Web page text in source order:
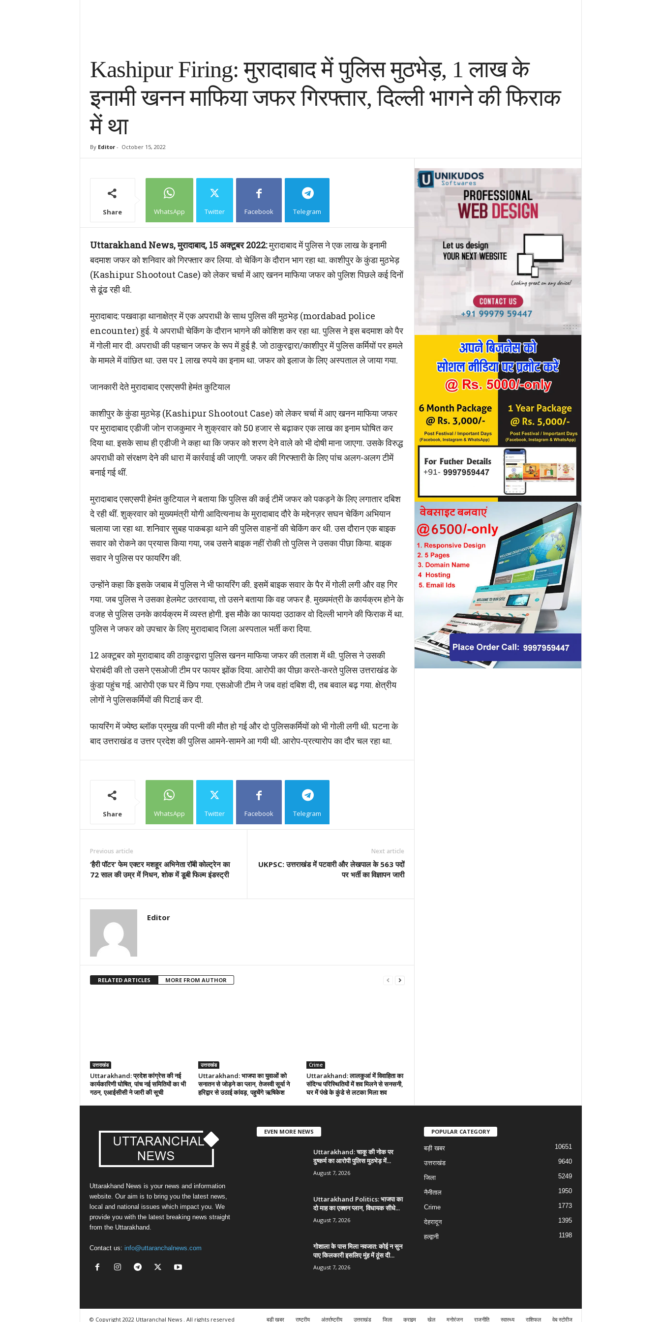
Kashipur Firing: मुरादाबाद में पुलिस मुठभेड़, 1 लाख के
इनामी खनन माफिया जफर गिरफ्तार, दिल्ली भागने की फिराक
में था
By Editor- October 15, 2022
Share WhatsApp Twitter Facebook Telegram
Copy URL
Uttarakhand News, मुरादाबाद, 15 अक्टूबर 2022:मुरादाबाद में पुलिस ने एक लाख के इनामी
बदमाश जफर को शनिवार को गिरफ्तार कर लिया. वो चेकिंग के दौरान भाग रहा था. काशीपुर के कुंडा मुठभेड़
(Kashipur Shootout Case) को लेकर चर्चा में आए खनन माफिया जफर को पुलिश पिछले कई दिनों
से ढूंढ रही थी.
मुरादाबाद: पखवाड़ा थानाक्षेत्र में एक अपराधी के साथ पुलिस की मुठभेड़ (mordabad police
encounter) हुई. ये अपराधी चेकिंग के दौरान भागने की कोशिश कर रहा था. पुलिस ने इस बदमाश को पैर
में गोली मार दी. अपराधी की पहचान जफर के रूप में हुई है. जो ठाकुरद्वारा/काशीपुर में पुलिस कर्मियों पर हमले
के मामले में वांछित था. उस पर 1 लाख रुपये का इनाम था. जफर को इलाज के लिए अस्पताल ले जाया गया.
जानकारी देते मुरादाबाद एसएसपी हेमंत कुटियाल
काशीपुर के कुंडा मुठभेड़ (Kashipur Shootout Case) को लेकर चर्चा में आए खनन माफिया जफर
पर मुरादाबाद एडीजी जोन राजकुमार ने शुक्रवार को 50 हजार से बढ़ाकर एक लाख का इनाम घोषित कर
दिया था. इसके साथ ही एडीजी ने कहा था कि जफर को शरण देने वाले को भी दोषी माना जाएगा. उसके विरुद्ध
अपराधी को संरक्षण देने की धारा में कार्रवाई की जाएगी. जफर की गिरफ्तारी के लिए पांच अलग-अलग टीमें
बनाई गई थीं.
मुरादाबाद एसएसपी हेमंत कुटियाल ने बताया कि पुलिस की कई टीमें जफर को पकड़ने के लिए लगातार दबिश
दे रही थीं. शुक्रवार को मुख्यमंत्री योगी आदित्यनाथ के मुरादाबाद दौरे के मद्देनज़र सघन चेकिंग अभियान
चलाया जा रहा था. शनिवार सुबह पाकबड़ा थाने की पुलिस वाहनों की चेकिंग कर थी. उस दौरान एक बाइक
सवार को रोकने का प्रयास किया गया, जब उसने बाइक नहीं रोकी तो पुलिस ने उसका पीछा किया. बाइक
सवार ने पुलिस पर फायरिंग की.
उन्होंने कहा कि इसके जबाब में पुलिस ने भी फायरिंग की. इसमें बाइक सवार के पैर में गोली लगी और वह गिर
गया. जब पुलिस ने उसका हेलमेट उतरवाया, तो उसने बताया कि वह जफर है. मुख्यमंत्री के कार्यक्रम होने के
वजह से पुलिस उनके कार्यक्रम में व्यस्त होगी. इस मौके का फायदा उठाकर वो दिल्ली भागने की फिराक में था.
पुलिस ने जफर को उपचार के लिए मुरादाबाद जिला अस्पताल भर्ती करा दिया.
12 अक्टूबर को मुरादाबाद की ठाकुरद्वारा पुलिस खनन माफिया जफर की तलाश में थी. पुलिस ने उसकी
घेराबंदी की तो उसने एसओजी टीम पर फायर झोंक दिया. आरोपी का पीछा करते-करते पुलिस उत्तराखंड के
कुंडा पहुंच गई. आरोपी एक घर में छिप गया. एसओजी टीम ने जब वहां दबिश दी, तब बवाल बढ़ गया. क्षेत्रीय
लोगों ने पुलिसकर्मियों की पिटाई कर दी.
फायरिंग में ज्येष्ठ ब्लॉक प्रमुख की पत्नी की मौत हो गई और दो पुलिसकर्मियों को भी गोली लगी थी. घटना के
बाद उत्तराखंड व उत्तर प्रदेश की पुलिस आमने-सामने आ गयी थी. आरोप-प्रत्यारोप का दौर चल रहा था.
Share WhatsApp Twitter Facebook Telegram
Previous article
‘हैरी पॉटर’ फेम एक्टर मशहूर अभिनेता रॉबी कोल्ट्रेन का
72 साल की उम्र में निधन, शोक में डूबी फिल्म इंडस्ट्री
Next article
UKPSC: उत्तराखंड में पटवारी और लेखपाल के 563 पदों
पर भर्ती का विज्ञापन जारी
Editor
RELATED ARTICLES MORE FROM AUTHOR
उत्तराखंड
Uttarakhand: प्रदेश कांग्रेस की नई
कार्यकारिणी घोषित, पांच नई समितियों का भी
गठन, एआईसीसी ने जारी की सूची
उत्तराखंड
Uttarakhand: भाजपा का युवाओं को
सनातन से जोड़ने का प्लान, तेजस्वी सूर्या ने
हरिद्वार से उठाई कांवड़, पहुचेंगे ऋषिकेश
Crime
Uttarakhand: लालकुआं में विवाहिता का
संदिग्ध परिस्थितियों में शव मिलने से सनसनी,
घर में पंखे के कुंडे से लटका मिला शव
Uttarakhand News is your news and information
website. Our aim is to bring you the latest news,
local and national issues which impact you. We
provide you with the latest breaking news straight
from the Uttarakhand.
Contact us: info@uttaranchalnews.com
EVEN MORE NEWS
Uttarakhand: चाकू की नोक पर
दुष्कर्म का आरोपी पुलिस मुठभेड़ में...
August 7, 2026
Uttarakhand Politics: भाजपा का
दो माह का एक्शन प्लान, विधायक सीधे...
August 7, 2026
गोशाला के पास मिला नवजात: कोई न सुन
पाए किलकारी इसलिए मुंह में ठूंस दी...
August 7, 2026
POPULAR CATEGORY
बड़ी खबर 10651
उत्तराखंड 9640
जिला 5249
नैनीताल 1950
Crime 1773
देहरादून 1395
हल्द्वानी 1198
बड़ी खबर राष्ट्रीय अंतर्राष्ट्रीय उत्तराखंड जिला क्राइम खेल मनोरंजन राजनीति स्वास्थ्य राशिफल वेब स्टोरीज
© Copyright 2022 Uttaranchal News . All rights reserved